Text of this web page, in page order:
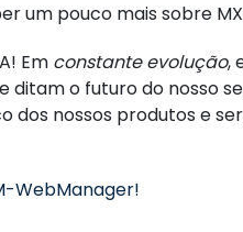
um pouco mais sobre
Em constante evolução,
ditam o futuro do nosso
nossos produtos e
WebManager!